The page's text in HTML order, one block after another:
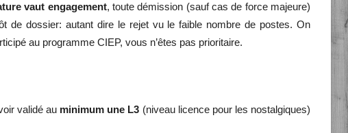
vaut engagement, toute démission (sauf cas de force majeure)
de dossier: autant dire le rejet vu le faible nombre de postes. On
au programme CIEP, vous n’êtes pas prioritaire.
validé au minimum une L3 (niveau licence pour les nostalgiques)